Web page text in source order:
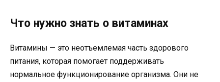
Что нужно знать о витаминах
Витамины — это неотъемлемая часть здорового
питания, которая помогает поддерживать
нормальное функционирование организма. Они не